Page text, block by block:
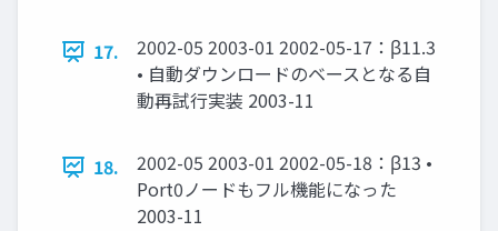
17.
2002-05 2003-01 2002-05-17：β11.3
• 自動ダウンロードのベースとなる自
動再試行実装 2003-11
18.
2002-05 2003-01 2002-05-18：β13 •
Port0ノードもフル機能になった
2003-11